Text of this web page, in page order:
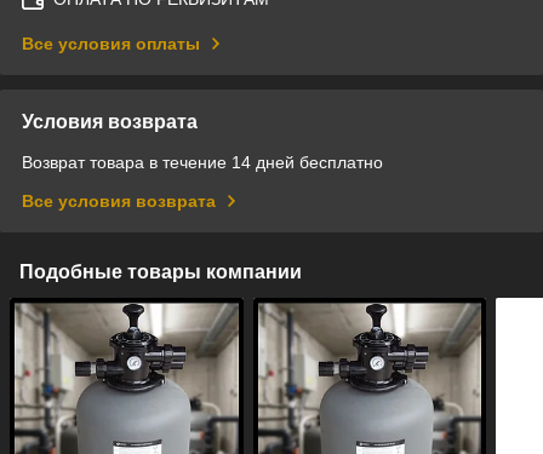
Все условия оплаты
Условия возврата
Возврат товара в течение 14 дней бесплатно
Все условия возврата
Подобные товары компании